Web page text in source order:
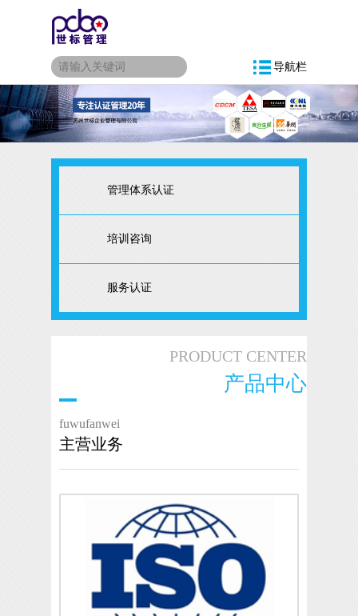
导航栏
管理体系认证
培训咨询
服务认证
PRODUCT CENTER
产品中心
fuwufanwei
主营业务